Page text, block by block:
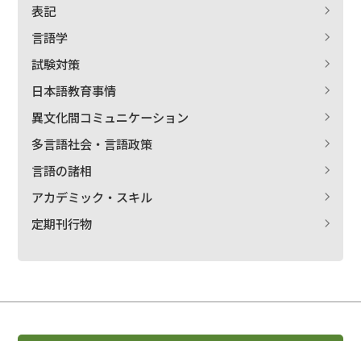
表記
言語学
試験対策
日本語教育事情
異文化間コミュニケーション
多言語社会・言語政策
言語の諸相
アカデミック・スキル
定期刊行物